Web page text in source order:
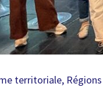
territoriale,